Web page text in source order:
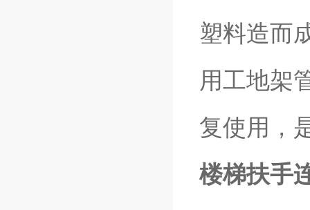
塑料造而
用工地架
复使用，
楼梯扶手